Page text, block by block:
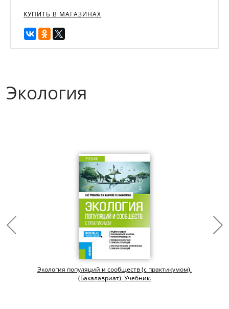
КУПИТЬ В МАГАЗИНАХ
Экология
Экология популяций и сообществ (с практикумом).
(Бакалавриат). Учебник.